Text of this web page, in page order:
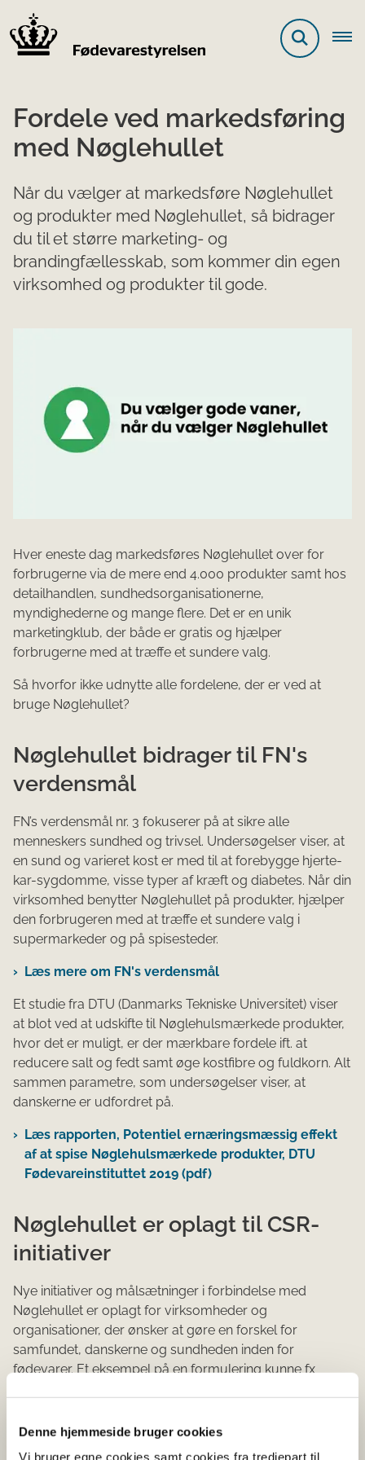
Denne hjemmeside bruger cookies
Vi bruger egne cookies samt cookies fra tredjepart til
Fordele ved markedsføring
med Nøglehullet
Når du vælger at markedsføre Nøglehullet
og produkter med Nøglehullet, så bidrager
du til et større marketing- og
brandingfællesskab, som kommer din egen
virksomhed og produkter til gode.
Hver eneste dag markedsføres Nøglehullet over for
forbrugerne via de mere end 4.000 produkter samt hos
detailhandlen, sundhedsorganisationerne,
myndighederne og mange flere. Det er en unik
marketingklub, der både er gratis og hjælper
forbrugerne med at træffe et sundere valg.
Så hvorfor ikke udnytte alle fordelene, der er ved at
bruge Nøglehullet?
Nøglehullet bidrager til FN's
verdensmål
FN’s verdensmål nr. 3 fokuserer på at sikre alle
menneskers sundhed og trivsel. Undersøgelser viser, at
en sund og varieret kost er med til at forebygge hjerte-
kar-sygdomme, visse typer af kræft og diabetes. Når din
virksomhed benytter Nøglehullet på produkter, hjælper
den forbrugeren med at træffe et sundere valg i
supermarkeder og på spisesteder.
Læs mere om FN's verdensmål
Et studie fra DTU (Danmarks Tekniske Universitet) viser
at blot ved at udskifte til Nøglehulsmærkede produkter,
hvor det er muligt, er der mærkbare fordele ift. at
reducere salt og fedt samt øge kostfibre og fuldkorn. Alt
sammen parametre, som undersøgelser viser, at
danskerne er udfordret på.
Læs rapporten, Potentiel ernæringsmæssig effekt
af at spise Nøglehulsmærkede produkter, DTU
Fødevareinstituttet 2019 (pdf)
Nøglehullet er oplagt til CSR-
initiativer
Nye initiativer og målsætninger i forbindelse med
Nøglehullet er oplagt for virksomheder og
organisationer, der ønsker at gøre en forskel for
samfundet, danskerne og sundheden inden for
fødevarer. Et eksempel på en formulering kunne fx
fødevarer. Derfor har vores virksomhed fokus på at øge